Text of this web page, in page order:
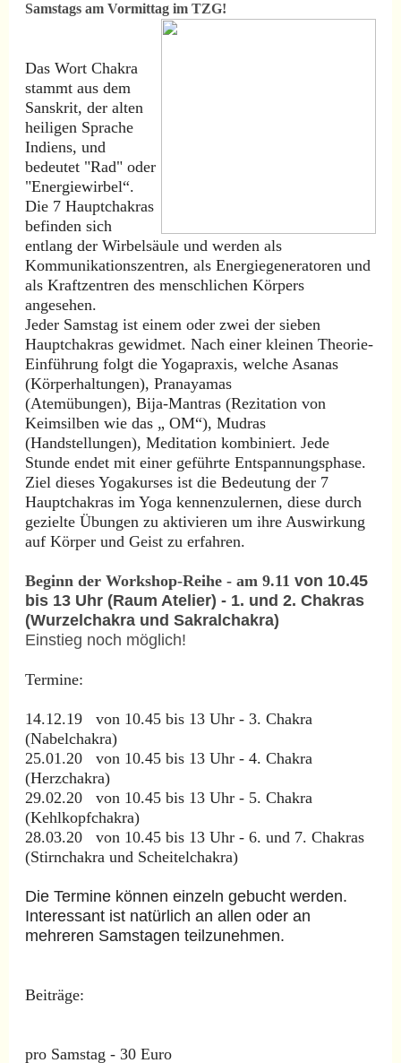
Samstags am Vormittag im TZG!
Das Wort Chakra
stammt aus dem
Sanskrit, der alten
heiligen Sprache
Indiens, und
bedeutet "Rad" oder
"Energiewirbel“.
Die 7 Hauptchakras
befinden sich
entlang der Wirbelsäule und werden als
Kommunikationszentren, als Energiegeneratoren und
als Kraftzentren des menschlichen Körpers
angesehen.
Jeder Samstag ist einem oder zwei der sieben
Hauptchakras gewidmet. Nach einer kleinen Theorie-
Einführung folgt die Yogapraxis, welche Asanas
(Körperhaltungen), Pranayamas
(Atemübungen), Bija-Mantras (Rezitation von
Keimsilben wie das „ OM“), Mudras
(Handstellungen), Meditation kombiniert. Jede
Stunde endet mit einer geführte Entspannungsphase.
Ziel dieses Yogakurses ist die Bedeutung der 7
Hauptchakras im Yoga kennenzulernen, diese durch
gezielte Übungen zu aktivieren um ihre Auswirkung
auf Körper und Geist zu erfahren.
Beginn der Workshop-Reihe - am 9.11 von 10.45
bis 13 Uhr (Raum Atelier) - 1. und 2. Chakras
(Wurzelchakra und Sakralchakra)
Einstieg noch möglich!
Termine:
14.12.19 von 10.45 bis 13 Uhr - 3. Chakra
(Nabelchakra)
25.01.20 von 10.45 bis 13 Uhr - 4. Chakra
(Herzchakra)
29.02.20 von 10.45 bis 13 Uhr - 5. Chakra
(Kehlkopfchakra)
28.03.20 von 10.45 bis 13 Uhr - 6. und 7. Chakras
(Stirnchakra und Scheitelchakra)
Die Termine können einzeln gebucht werden.
Interessant ist natürlich an allen oder an
mehreren Samstagen teilzunehmen.
Beiträge:
pro Samstag - 30 Euro